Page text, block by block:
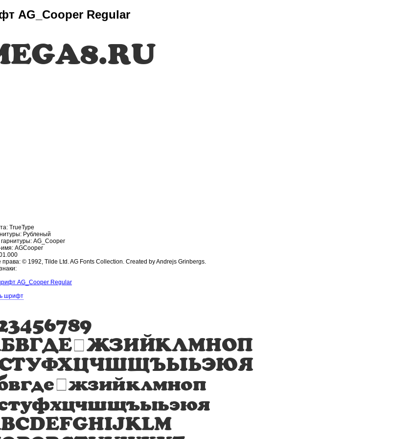
AG_Cooper Regular
TrueType
Рубленый
AG_Cooper
имя: AGCooper
права: © 1992, Tilde Ltd. AG Fonts Collection. Created by Andrejs Grinbergs.
AG_Cooper Regular
шрифт